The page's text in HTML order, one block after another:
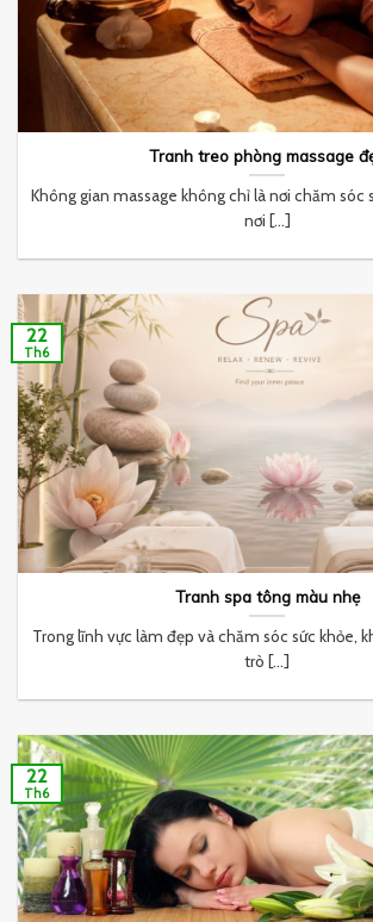
Tranh treo phòng massage
Không gian massage không chỉ là nơi chăm sóc
nơi [...]
Tranh spa tông màu nhẹ
Trong lĩnh vực làm đẹp và chăm sóc sức khỏe,
trò [...]
22
Th6
22
Th6